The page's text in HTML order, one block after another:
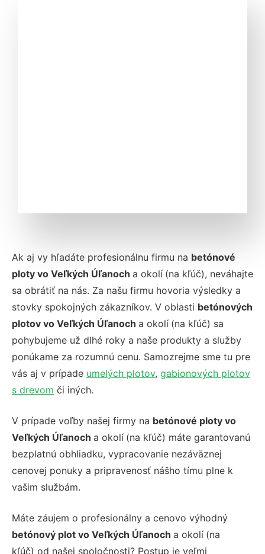
Ak aj vy hľadáte profesionálnu firmu na betónové
ploty vo Veľkých Úľanoch a okolí (na kľúč), neváhajte
sa obrátiť na nás. Za našu firmu hovoria výsledky a
stovky spokojných zákazníkov. V oblasti betónových
plotov vo Veľkých Úľanoch a okolí (na kľúč) sa
pohybujeme už dlhé roky a naše produkty a služby
ponúkame za rozumnú cenu. Samozrejme sme tu pre
vás aj v prípade umelých plotov, gabionových plotov
s drevom či iných.
V prípade voľby našej firmy na betónové ploty vo
Veľkých Úľanoch a okolí (na kľúč) máte garantovanú
bezplatnú obhliadku, vypracovanie nezáväznej
cenovej ponuky a pripravenosť nášho tímu plne k
vašim službám.
Máte záujem o profesionálny a cenovo výhodný
betónový plot vo Veľkých Úľanoch a okolí (na
kľúč) od našej spoločnosti? Postup je veľmi